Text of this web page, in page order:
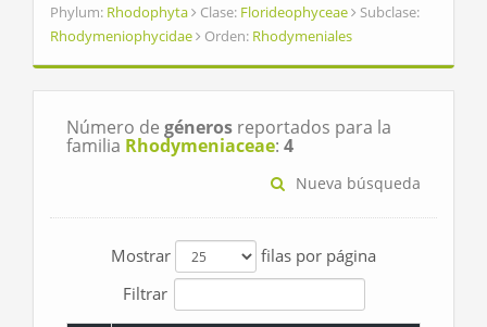
Phylum: Rhodophyta Clase: Florideophyceae
Subclase:
Rhodymeniophycidae
Orden: Rhodymeniales
Número de géneros reportados para la
familia Rhodymeniaceae: 4
Nueva búsqueda
Mostrar
filas por página
Filtrar